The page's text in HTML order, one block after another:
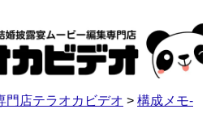
門店テラオカビデオ > 構成メモ-